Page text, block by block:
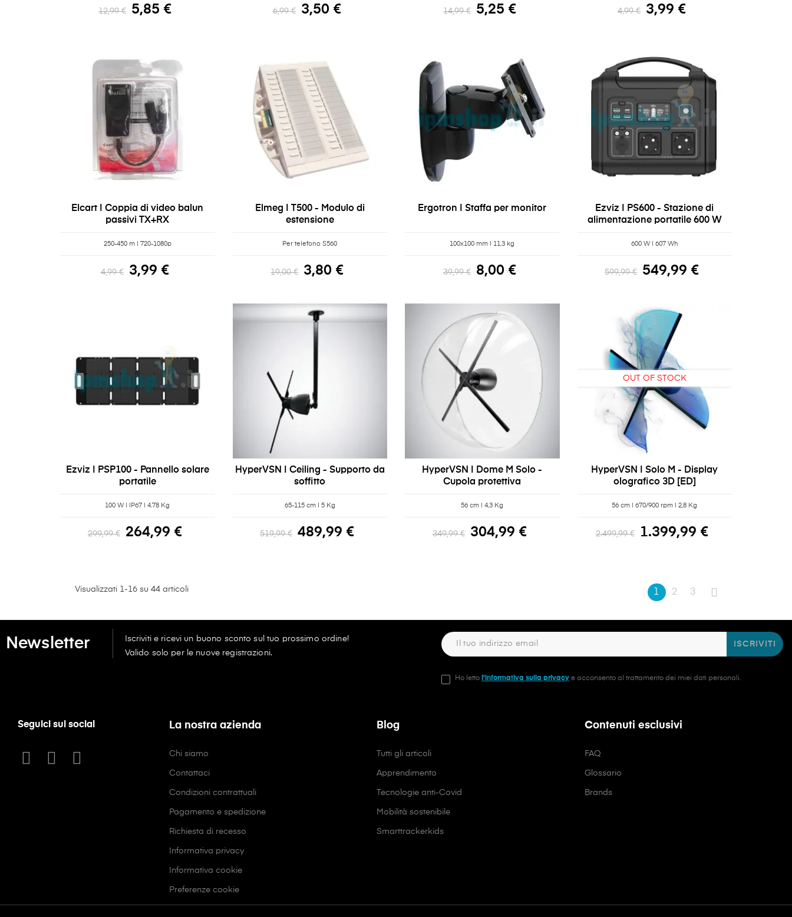
12,99 € 5,85 € 6,99 € 3,50 € 14,99 € 5,25 € 4,99 € 3,99 €
Elcart | Coppia di video balun
passivi TX+RX
250-450 m | 720-1080p
4,99 € 3,99 €
Elmeg | T500 - Modulo di
estensione
Per telefono S560
19,00 € 3,80 €
Ergotron | Staffa per monitor
100x100 mm | 11,3 kg
39,99 € 8,00 €
Ezviz | PS600 - Stazione di
alimentazione portatile 600 W
600 W | 607 Wh
599,99 € 549,99 €
Ezviz | PSP100 - Pannello solare
portatile
100 W | IP67 | 4.78 Kg
299,99 € 264,99 €
HyperVSN | Ceiling - Supporto da
soffitto
65-115 cm | 5 Kg
519,99 € 489,99 €
HyperVSN | Dome M Solo -
Cupola protettiva
56 cm | 4,3 Kg
349,99 € 304,99 €
OUT OF STOCK
HyperVSN | Solo M - Display
olografico 3D [ED]
56 cm | 670/900 rpm | 2,8 Kg
2.499,99 € 1.399,99 €
Visualizzati 1-16 su 44 articoli 1 2 3
Newsletter
Iscriviti e ricevi un buono sconto sul tuo prossimo ordine!
Valido solo per le nuove registrazioni.
ISCRIVITI
Ho letto l'informativa sulla privacy e acconsento al trattamento dei miei dati personali.
Seguici sui social La nostra azienda
Chi siamo
Contattaci
Condizioni contrattuali
Pagamento e spedizione
Richiesta di recesso
Informativa privacy
Informativa cookie
Preferenze cookie
Blog
Tutti gli articoli
Apprendimento
Tecnologie anti-Covid
Mobilità sostenibile
Smarttrackerkids
Contenuti esclusivi
FAQ
Glossario
Brands